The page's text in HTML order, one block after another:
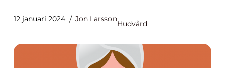
12 januari 2024 Jon Larsson
Hudvård